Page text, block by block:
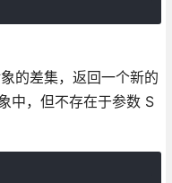
的差集，返回一个新的
中，但不存在于参数 S